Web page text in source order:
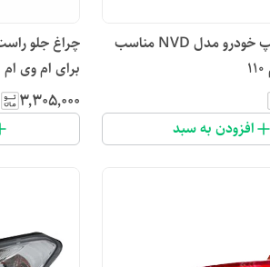
چراغ عقب چپ خودرو مدل NVD مناسب
افزودن به سبد
برای ام وی ام 110
۳٬۳۰۵٬۰۰۰